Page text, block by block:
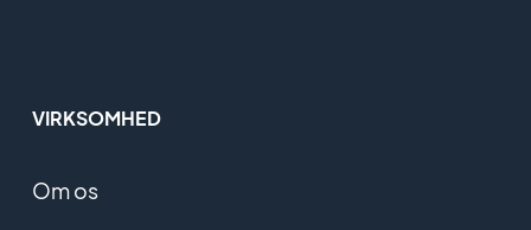
VIRKSOMHED
Om os